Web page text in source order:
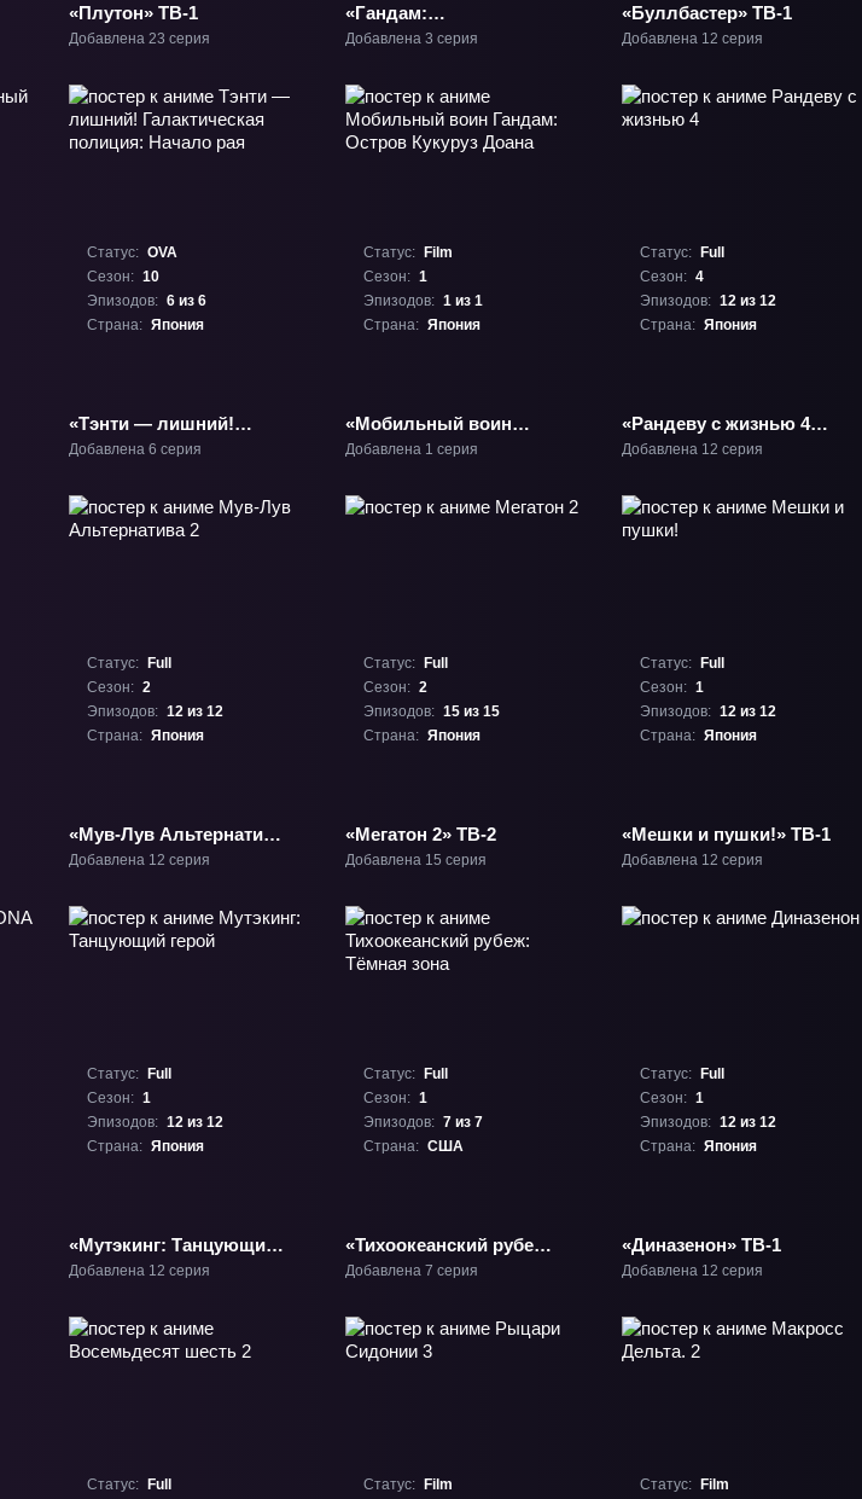
«Плутон» ТВ-1
Добавлена 23 серия
«Гандам:
Сконструированная
Добавлена 3 серия
«Буллбастер» ТВ-1
Добавлена 12 серия
Статус: OVA
Сезон: 10
Эпизодов: 6 из 6
Страна: Япония
«Тэнти — лишний!
Галактическая
ОВА-10
Добавлена 6 серия
Статус:
Film
Сезон: 1
Эпизодов: 1 из 1
Страна: Япония
«Мобильный воин
Гандам: Остров
Фильм-1
Добавлена 1 серия
Статус:
Full
Сезон: 4
Эпизодов: 12 из 12
Страна: Япония
«Рандеву с жизнью 4»
ТВ-4
Добавлена 12 серия
Статус:
Full
Сезон: 2
Эпизодов: 12 из 12
Страна: Япония
«Мув-Лув Альтернатива
2» ТВ-2
Добавлена 12 серия
Статус:
Full
Сезон: 2
Эпизодов: 15 из 15
Страна: Япония
«Мегатон 2» ТВ-2
Добавлена 15 серия
Статус:
Full
Сезон: 1
Эпизодов: 12 из 12
Страна: Япония
«Мешки и пушки!» ТВ-1
Добавлена 12 серия
Статус:
Full
Сезон: 1
Эпизодов: 12 из 12
Страна: Япония
«Мутэкинг: Танцующий
герой» ТВ-1
Добавлена 12 серия
Статус:
Full
Сезон: 1
Эпизодов: 7 из 7
Страна: США
«Тихоокеанский рубеж:
Тёмная зона» ТВ-1
Добавлена 7 серия
Статус:
Full
Сезон: 1
Эпизодов: 12 из 12
Страна: Япония
«Диназенон» ТВ-1
Добавлена 12 серия
Статус: Full Статус: Film Статус: Film